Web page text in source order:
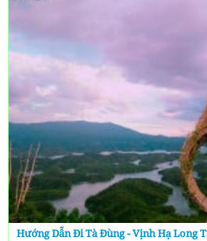
Hướng Dẫn Đi Tà Đùng - Vịnh Hạ Long